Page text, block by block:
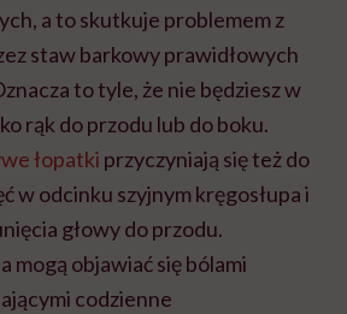
a to skutkuje problemem z
staw barkowy prawidłowych
to tyle, że nie będziesz w
rąk do przodu lub do boku.
łopatki przyczyniają się też do
w odcinku szyjnym kręgosłupa i
głowy do przodu.
mogą objawiać się bólami
codzienne